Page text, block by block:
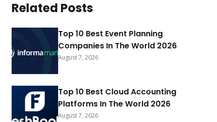
Related Posts
Top 10 Best Event Planning
Companies In The World 2026
August 7, 2026
Top 10 Best Cloud Accounting
Platforms In The World 2026
August 7, 2026